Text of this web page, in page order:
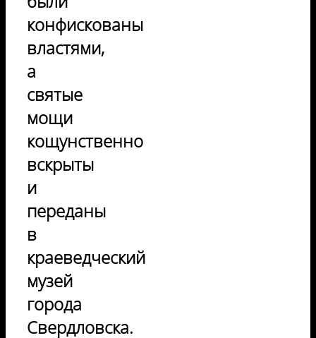
конфискованы
властями,
а
святые
мощи
кощунственно
вскрыты
и
переданы
в
краеведческий
музей
города
Свердловска.